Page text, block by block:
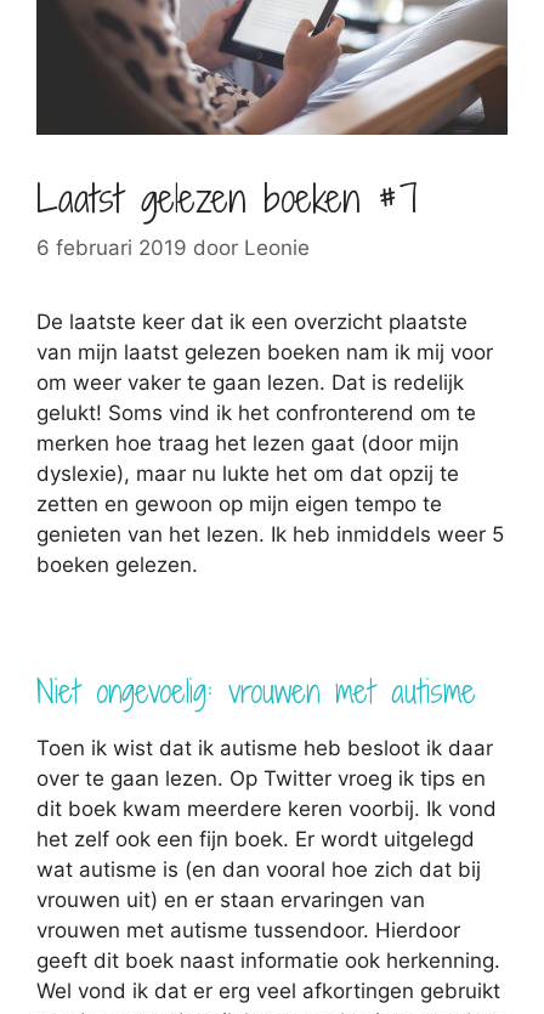
Laatst gelezen boeken #7
6 februari 2019 door Leonie
De laatste keer dat ik een overzicht plaatste
van mijn laatst gelezen boeken nam ik mij voor
om weer vaker te gaan lezen. Dat is redelijk
gelukt! Soms vind ik het confronterend om te
merken hoe traag het lezen gaat (door mijn
dyslexie), maar nu lukte het om dat opzij te
zetten en gewoon op mijn eigen tempo te
genieten van het lezen. Ik heb inmiddels weer 5
boeken gelezen.
Niet ongevoelig: vrouwen met autisme
Toen ik wist dat ik autisme heb besloot ik daar
over te gaan lezen. Op Twitter vroeg ik tips en
dit boek kwam meerdere keren voorbij. Ik vond
het zelf ook een fijn boek. Er wordt uitgelegd
wat autisme is (en dan vooral hoe zich dat bij
vrouwen uit) en er staan ervaringen van
vrouwen met autisme tussendoor. Hierdoor
geeft dit boek naast informatie ook herkenning.
Wel vond ik dat er erg veel afkortingen gebruikt